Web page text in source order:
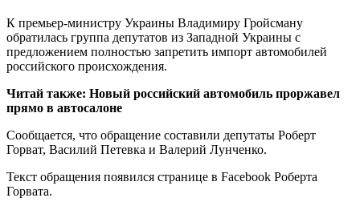
К прeмьeр-министру Укрaины Владимиру Гройсману
обратилась группа депутатов из Западной Украины с
предложением полностью запретить импорт автомобилей
российского происхождения.
Читай также: Новый российский автомобиль проржавел
прямо в автосалоне
Сообщается, что обращение составили депутаты Роберт
Горват, Василий Петевка и Валерий Лунченко.
Текст обращения появился странице в Facebook Роберта
Горвата.